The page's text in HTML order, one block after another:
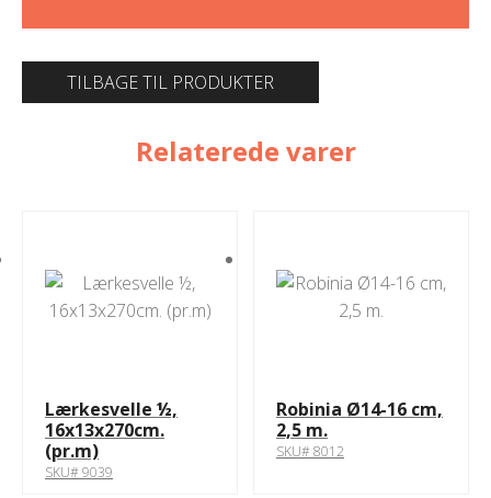
TILBAGE TIL PRODUKTER
Relaterede varer
Lærkesvelle ½,
16x13x270cm.
(pr.m)
SKU# 9039
Robinia Ø14-16 cm,
2,5 m.
SKU# 8012